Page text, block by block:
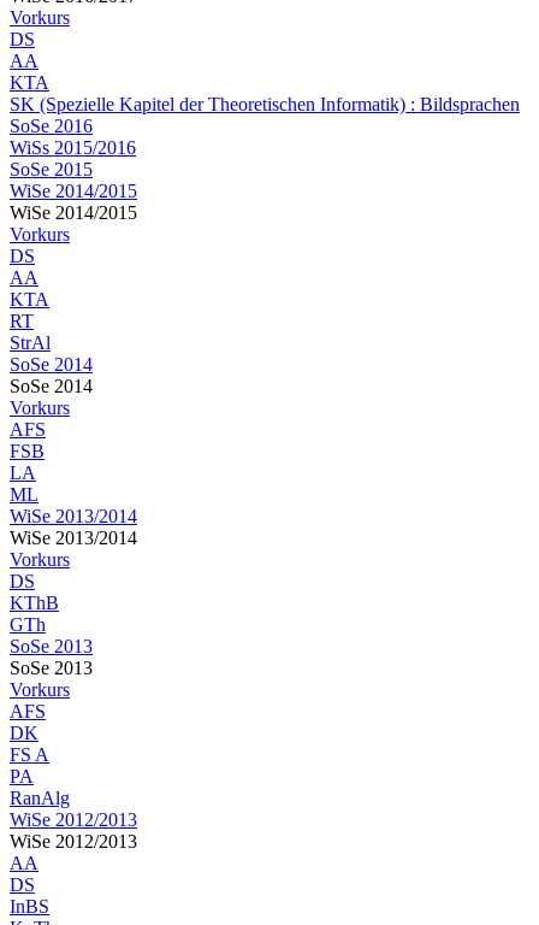
Vorkurs
DS
AA
KTA
SK (Spezielle Kapitel der Theoretischen Informatik) : Bildsprachen
SoSe 2016
WiSs 2015/2016
SoSe 2015
WiSe 2014/2015
WiSe 2014/2015
Vorkurs
DS
AA
KTA
RT
StrAl
SoSe 2014
SoSe 2014
Vorkurs
AFS
FSB
LA
ML
WiSe 2013/2014
WiSe 2013/2014
Vorkurs
DS
KThB
GTh
SoSe 2013
SoSe 2013
Vorkurs
AFS
DK
FS A
PA
RanAlg
WiSe 2012/2013
WiSe 2012/2013
AA
DS
InBS